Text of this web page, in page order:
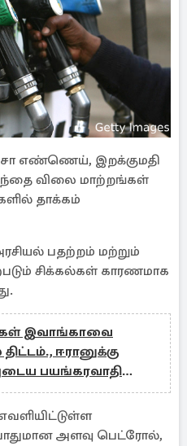
எண்ணெய், இறக்குமதி
விலை மாற்றங்கள்
தாக்கம்
பதற்றம் மற்றும்
சிக்கல்கள் காரணமாக
இவாங்காவை
ஈரானுக்கு
பயங்கரவாதி
அளவு பெட்ரோல்,